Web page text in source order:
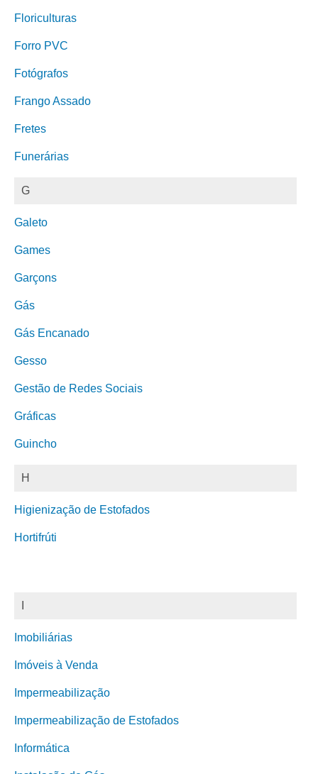
Floriculturas
Forro PVC
Fotógrafos
Frango Assado
Fretes
Funerárias
G
Galeto
Games
Garçons
Gás
Gás Encanado
Gesso
Gestão de Redes Sociais
Gráficas
Guincho
H
Higienização de Estofados
Hortifrúti
Imobiliárias
Imóveis à Venda
Impermeabilização
Impermeabilização de Estofados
Informática